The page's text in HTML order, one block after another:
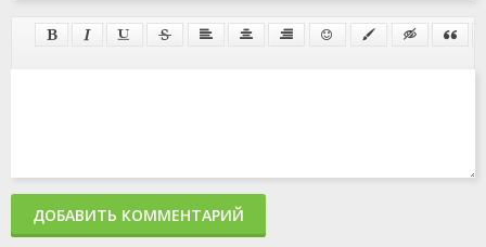
ДОБАВИТЬ КОММЕНТАРИЙ